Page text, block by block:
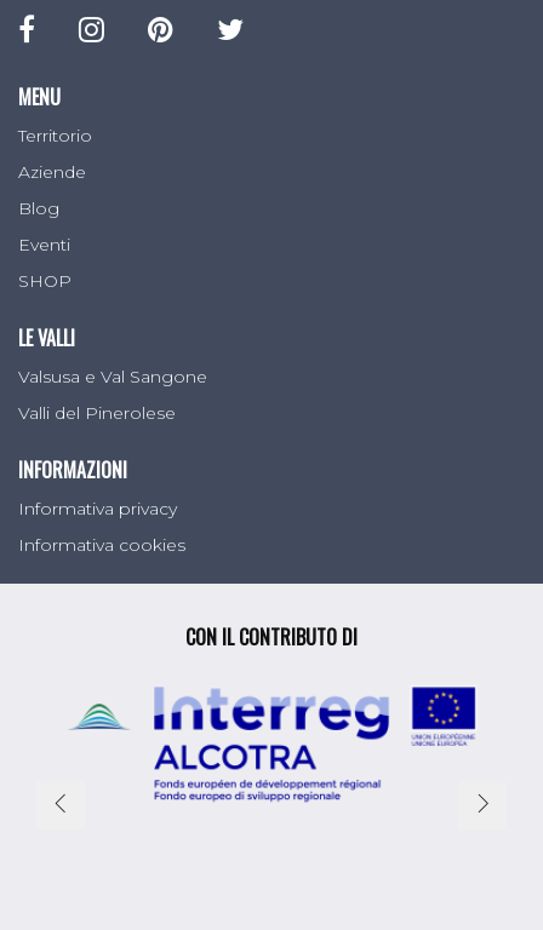
MENU
Territorio
Aziende
Blog
Eventi
SHOP
LE VALLI
Valsusa e Val Sangone
Valli del Pinerolese
INFORMAZIONI
Informativa privacy
Informativa cookies
CON IL CONTRIBUTO DI